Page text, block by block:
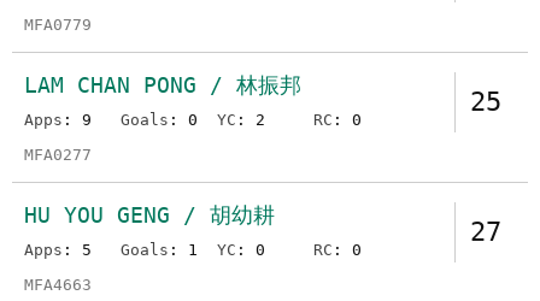
MFA0779
25
LAM CHAN PONG / 林振邦
Apps : 9 Goals : 0 YC : 2 RC : 0
MFA0277
27
HU YOU GENG / 胡幼耕
Apps : 5 Goals : 1 YC : 0 RC : 0
MFA4663